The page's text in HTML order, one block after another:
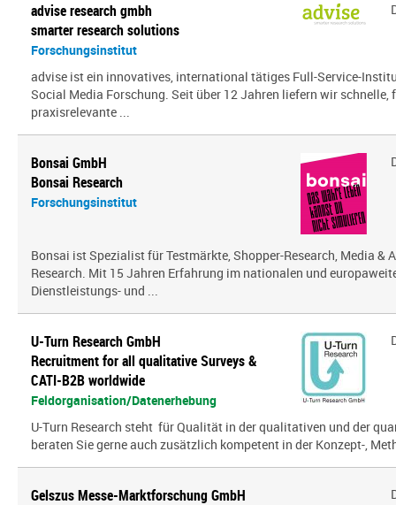
advise research gmbh
smarter research solutions
Forschungsinstitut
advise ist ein innovatives, international tätiges Full-Service-
Social Media Forschung. Seit über 12 Jahren liefern wir schnelle,
praxisrelevante ...
Bonsai GmbH
Bonsai Research
Forschungsinstitut
Bonsai ist Spezialist für Testmärkte, Shopper-Research, Media &
Research. Mit 15 Jahren Erfahrung im nationalen und
Dienstleistungs- und ...
U-Turn Research GmbH
Recruitment for all qualitative Surveys &
CATI-B2B worldwide
Feldorganisation/Datenerhebung
U-Turn Research steht für Qualität in der qualitativen und der
beraten Sie gerne auch zusätzlich kompetent in der Konzept-,
Gelszus Messe-Marktforschung GmbH